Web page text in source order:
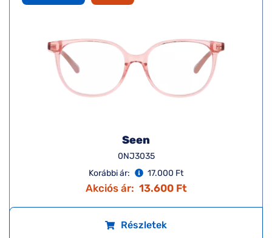
Seen
0NJ3035
Korábbi ár:
17.000 Ft
Akciós ár: 13.600 Ft
Részletek